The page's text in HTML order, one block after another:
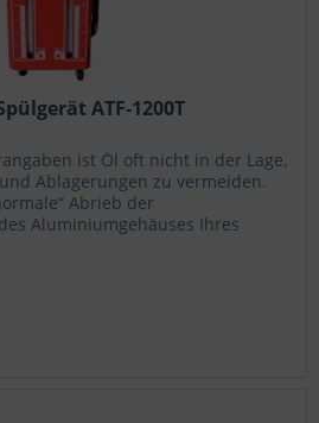
ATF-1200T
ist Öl oft nicht in der Lage,
Ablagerungen zu vermeiden.
Abrieb der
Aluminiumgehäuses Ihres